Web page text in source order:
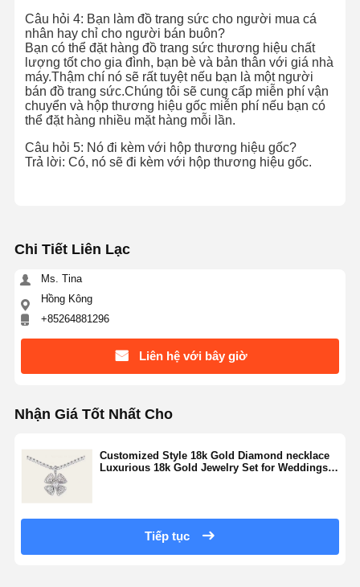
Câu hỏi 4: Bạn làm đồ trang sức cho người mua cá
nhân hay chỉ cho người bán buôn?
Bạn có thể đặt hàng đồ trang sức thương hiệu chất
lượng tốt cho gia đình, bạn bè và bản thân với giá nhà
máy.Thậm chí nó sẽ rất tuyệt nếu bạn là một người
bán đồ trang sức.Chúng tôi sẽ cung cấp miễn phí vận
chuyển và hộp thương hiệu gốc miễn phí nếu bạn có
thể đặt hàng nhiều mặt hàng mỗi lần.
Câu hỏi 5: Nó đi kèm với hộp thương hiệu gốc?
Trả lời: Có, nó sẽ đi kèm với hộp thương hiệu gốc.
Chi Tiết Liên Lạc
Ms. Tina
Hồng Kông
+85264881296
Liên hệ với bây giờ
Nhận Giá Tốt Nhất Cho
Customized Style 18k Gold Diamond necklace
Luxurious 18k Gold Jewelry Set for Weddings
Tiếp tục